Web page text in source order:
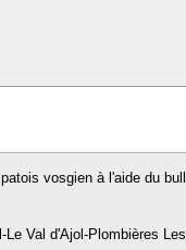
vosgien à l'aide du
Val d'Ajol-Plombières